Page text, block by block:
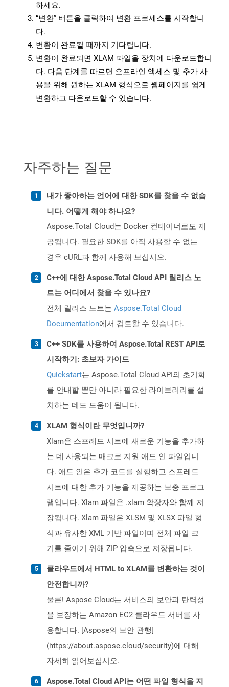
하세요.
“변환” 버튼을 클릭하여 변환 프로세스를 시작합니
다.
변환이 완료될 때까지 기다립니다.
변환이 완료되면 XLAM 파일을 장치에 다운로드합니
다. 다음 단계를 따르면 오프라인 액세스 및 추가 사
용을 위해 원하는 XLAM 형식으로 웹페이지를 쉽게
변환하고 다운로드할 수 있습니다.
자주하는 질문
내가 좋아하는 언어에 대한 SDK를 찾을 수 없습
니다. 어떻게 해야 하나요?
Aspose.Total Cloud는 Docker 컨테이너로도 제
공됩니다. 필요한 SDK를 아직 사용할 수 없는
경우 cURL과 함께 사용해 보십시오.
C++에 대한 Aspose.Total Cloud API 릴리스 노
트는 어디에서 찾을 수 있나요?
전체 릴리스 노트는 Aspose.Total Cloud
Documentation에서 검토할 수 있습니다.
C++ SDK를 사용하여 Aspose.Total REST API로
시작하기: 초보자 가이드
Quickstart는 Aspose.Total Cloud API의 초기화
를 안내할 뿐만 아니라 필요한 라이브러리를 설
치하는 데도 도움이 됩니다.
XLAM 형식이란 무엇입니까?
Xlam은 스프레드 시트에 새로운 기능을 추가하
는 데 사용되는 매크로 지원 애드 인 파일입니
다. 애드 인은 추가 코드를 실행하고 스프레드
시트에 대한 추가 기능을 제공하는 보충 프로그
램입니다. Xlam 파일은 .xlam 확장자와 함께 저
장됩니다. Xlam 파일은 XLSM 및 XLSX 파일 형
식과 유사한 XML 기반 파일이며 전체 파일 크
기를 줄이기 위해 ZIP 압축으로 저장됩니다.
클라우드에서 HTML to XLAM를 변환하는 것이
안전합니까?
물론! Aspose Cloud는 서비스의 보안과 탄력성
을 보장하는 Amazon EC2 클라우드 서버를 사
용합니다. [Aspose의 보안 관행]
(https://about.aspose.cloud/security)에 대해
자세히 읽어보십시오.
Aspose.Total Cloud API는 어떤 파일 형식을 지